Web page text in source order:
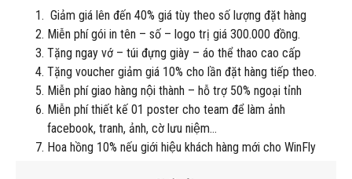
Giảm giá lên đến 40% giá tùy theo số lượng đặt hàng
Miễn phí gói in tên – số – logo trị giá 300.000 đồng.
Tặng ngay vớ – túi đựng giày – áo thể thao cao cấp
Tặng voucher giảm giá 10% cho lần đặt hàng tiếp theo.
Miễn phí giao hàng nội thành – hỗ trợ 50% ngoại tỉnh
Miễn phí thiết kế 01 poster cho team để làm ảnh
facebook, tranh, ảnh, cờ lưu niệm…
Hoa hồng 10% nếu giới hiệu khách hàng mới cho WinFly